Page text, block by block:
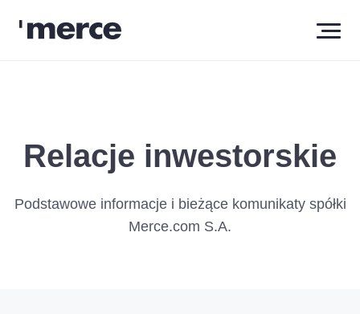
Relacje inwestorskie
Podstawowe informacje i bieżące komunikaty spółki
Merce.com S.A.